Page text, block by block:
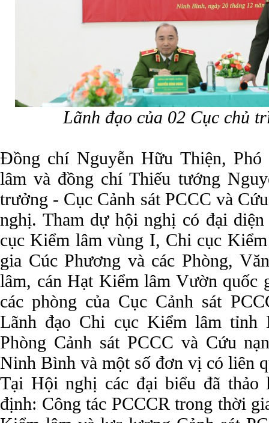
Lãnh đạo của 02 Cục chủ
Đồng chí Nguyễn Hữu Thiện,
lâm và đồng chí Thiếu tướng
trưởng - Cục Cảnh sát PCCC và
nghị. Tham dự hội nghị có đại
cục Kiểm lâm vùng I, Chi cục
gia Cúc Phương và các Phòng,
lâm, cán Hạt Kiểm lâm Vườn quốc
các phòng của Cục Cảnh sát
Lãnh đạo Chi cục Kiểm lâm tỉnh
Phòng Cảnh sát PCCC và Cứu
Ninh Bình và một số đơn vị có liên
Tại Hội nghị các đại biểu đã thảo
định: Công tác PCCCR trong thời